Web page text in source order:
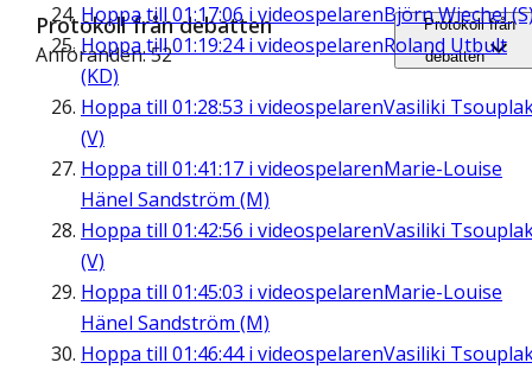
Hoppa till 01:17:06 i videospelarenBjörn Wiechel
Hoppa till01:19:24i videospelarenRoland Utbult
(KD)
Hoppa till 01:28:53 i videospelarenVasiliki
(V)
Hoppa till 01:41:17 i videospelarenMarie-Louise
Hänel Sandström (M)
Hoppa till 01:42:56 i videospelarenVasiliki
(V)
Hoppa till 01:45:03 i videospelarenMarie-Louise
Hänel Sandström (M)
Hoppa till 01:46:44i videospelarenVasiliki
Protokoll från debatten
Anföranden: 52
Protokoll från
debatten